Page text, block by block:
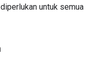
untuk semua